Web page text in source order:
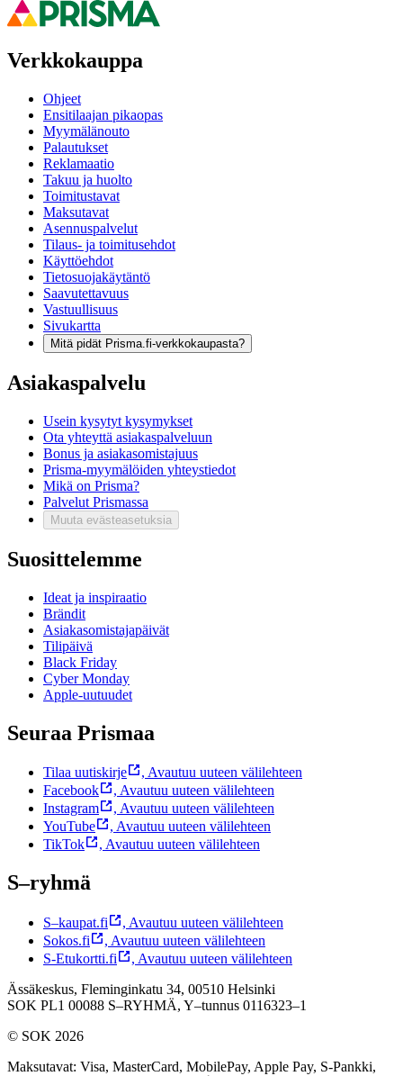
Verkkokauppa
Ohjeet
Ensitilaajan pikaopas
Myymälänouto
Palautukset
Reklamaatio
Takuu ja huolto
Toimitustavat
Maksutavat
Asennuspalvelut
Tilaus- ja toimitusehdot
Käyttöehdot
Tietosuojakäytäntö
Saavutettavuus
Vastuullisuus
Sivukartta
Mitä pidät Prisma.fi-verkkokaupasta?
Asiakaspalvelu
Usein kysytyt kysymykset
Ota yhteyttä asiakaspalveluun
Bonus ja asiakasomistajuus
Prisma-myymälöiden yhteystiedot
Mikä on Prisma?
Palvelut Prismassa
Muuta evästeasetuksia
Suosittelemme
Ideat ja inspiraatio
Brändit
Asiakasomistajapäivät
Tilipäivä
Black Friday
Cyber Monday
Apple-uutuudet
Seuraa Prismaa
Tilaa uutiskirje , Avautuu uuteen välilehteen
Facebook
, Avautuu uuteen välilehteen
Instagram
, Avautuu uuteen välilehteen
YouTube
, Avautuu uuteen välilehteen
TikTok
, Avautuu uuteen välilehteen
S–ryhmä
S–kaupat.fi , Avautuu uuteen välilehteen
Sokos.fi
, Avautuu uuteen välilehteen
S-Etukortti.fi
, Avautuu uuteen välilehteen
Ässäkeskus, Fleminginkatu 34, 00510 Helsinki
SOK PL1 00088 S–RYHMÄ, Y–tunnus 0116323–1
© SOK 2026
Maksutavat: Visa, MasterCard, MobilePay, Apple Pay, S-Pankki,